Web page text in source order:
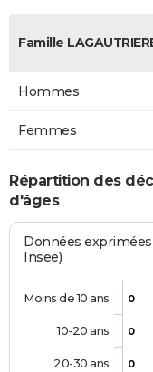
Famille
Hommes
Femmes
Répartition des
d'âges
Données
Insee)
0
0
0
Moins de 10 ans
10-20 ans
20-30 ans